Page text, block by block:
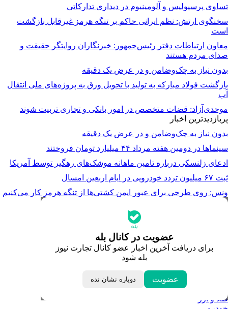
تساوی پرسپولیس و آلومینیوم در دیداری تدارکاتی
سخنگوی ارتش: نظم ایرانی حاکم بر تنگه هرمز غیرقابل بازگشت
است
معاون ارتباطات دفتر رئیس‌جمهور: خبرنگاران روایتگر حقیقت و
صدای مردم هستند
بدون نیاز به چک‌وضامن و در عرض یک دقیقه
بازگشت فولاد مبارکه به تولید با تحویل ورق به پروژه‌های ملی انتقال
آب
موحدی‌آزاد: قضات متخصص در امور بانکی و تجاری تربیت شوند
پربازدیدترین اخبار
بدون نیاز به چک‌وضامن و در عرض یک دقیقه
سینماها در دومین هفته‌ مرداد ۴۴ میلیارد تومان فروختند
ادعای زلنسکی درباره تامین ماهانه موشک‌های رهگیر توسط آمریکا
ثبت ۶۷ میلیون تردد خودرویی در ایام اربعین امسال
ونس: روی طرحی برای عبور ایمن کشتی‌ها از تنگه هرمز کار می‌کنیم
عضویت در کانال بله
برای دریافت آخرین اخبار عضو کانال تجارت نیوز
بله شود
عضویت دوباره نشان نده
جدیدترین قیمت‌ها
قیمت درهم امارات
لحظه تحویل سال
داغ‌ترین‌های اقتصادی
طلا و ارز